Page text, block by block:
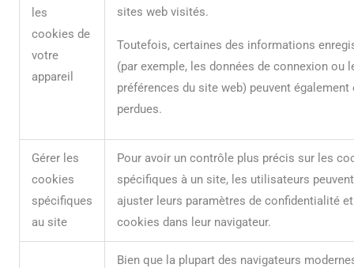
les
cookies de
votre
appareil
sites web visités.
Toutefois, certaines des informations
(par exemple, les données de connexion ou
préférences du site web) peuvent également
perdues.
Gérer les
cookies
spécifiques
au site
Pour avoir un contrôle plus précis sur les
spécifiques à un site, les utilisateurs peuvent
ajuster leurs paramètres de confidentialité
cookies dans leur navigateur.
Bien que la plupart des navigateurs